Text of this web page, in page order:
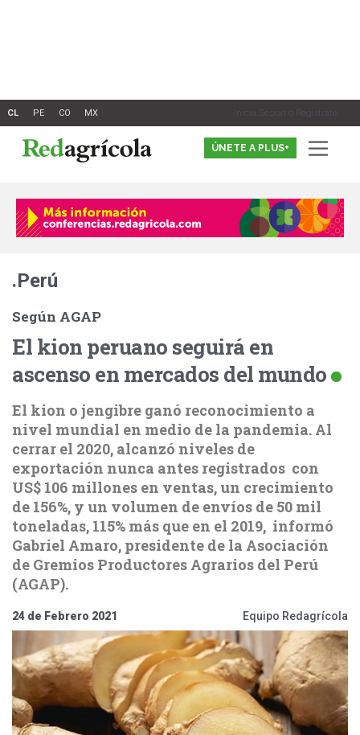
Inicia Sesión o Registrate
ÚNETE A PLUS+
.Perú
Según AGAP
El kion peruano seguirá en
ascenso en mercados del mundo
El kion o jengibre ganó reconocimiento a
nivel mundial en medio de la pandemia. Al
cerrar el 2020, alcanzó niveles de
exportación nunca antes registrados con
US$ 106 millones en ventas, un crecimiento
de 156%, y un volumen de envíos de 50 mil
toneladas, 115% más que en el 2019, informó
Gabriel Amaro, presidente de la Asociación
de Gremios Productores Agrarios del Perú
(AGAP).
24 de Febrero 2021 Equipo Redagrícola